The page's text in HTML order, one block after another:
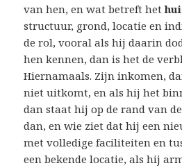
van hen, en wat betreft het
structuur, grond, locatie en
de rol, vooral als hij daarin
hen kennen, dan is het de
Hiernamaals. Zijn inkomen,
niet uitkomt, en als hij het
dan staat hij op de rand van
dan, en wie ziet dat hij een
met volledige faciliteiten en
een bekende locatie, als hij